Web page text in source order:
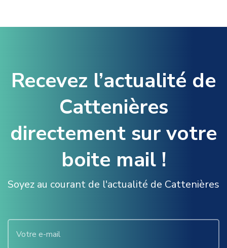
Recevez l’actualité de
Cattenières
directement sur votre
boite mail !
Soyez au courant de l'actualité de Cattenières